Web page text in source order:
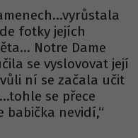
fotky jejích
Notre Dame
se vyslovovat její
ní se začala učit
se přece
babička nevidí,“